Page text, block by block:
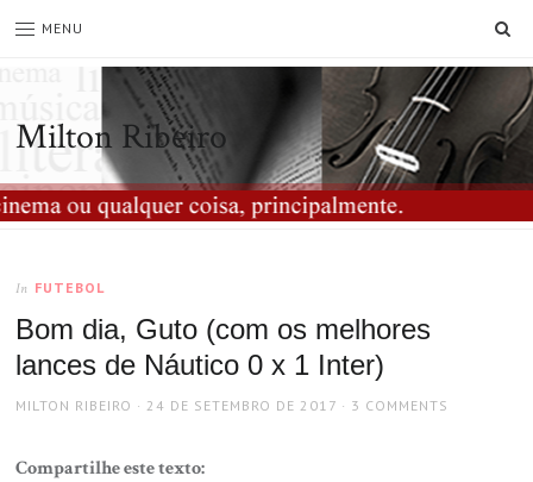
MENU
Milton Ribeiro
In FUTEBOL
Bom dia, Guto (com os melhores
lances de Náutico 0 x 1 Inter)
AUTHOR
MILTON RIBEIRO
POSTED
24 DE SETEMBRO DE 2017 3 COMMENTS
Compartilhe este texto: